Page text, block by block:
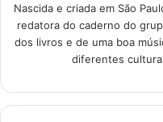
Plantas
Entre as plantas que são
arruda e a espada-de-
Nascida e criada em São
redatora do caderno do
dos livros e de uma boa
diferentes